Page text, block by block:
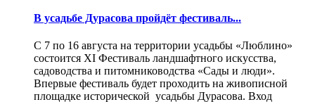
В усадьбе Дурасова пройдёт фестиваль...
С 7 по 16 августа на территории усадьбы «Люблино»
состоится XI Фестиваль ландшафтного искусства,
садоводства и питомниководства «Сады и люди».
Впервые фестиваль будет проходить на живописной
площадке исторической усадьбы Дурасова. Вход